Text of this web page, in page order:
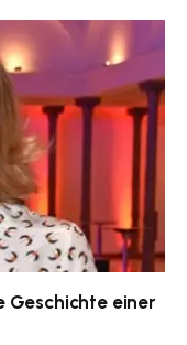
Geschichte einer